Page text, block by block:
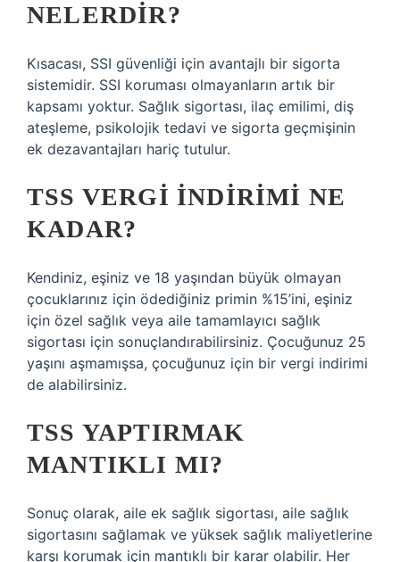
NELERDIR?
Kısacası, SSI güvenliği için avantajlı bir sigorta
sistemidir. SSI koruması olmayanların artık bir
kapsamı yoktur. Sağlık sigortası, ilaç emilimi, diş
ateşleme, psikolojik tedavi ve sigorta geçmişinin
ek dezavantajları hariç tutulur.
TSS VERGI INDIRIMI NE
KADAR?
Kendiniz, eşiniz ve 18 yaşından büyük olmayan
çocuklarınız için ödediğiniz primin %15’ini, eşiniz
için özel sağlık veya aile tamamlayıcı sağlık
sigortası için sonuçlandırabilirsiniz. Çocuğunuz 25
yaşını aşmamışsa, çocuğunuz için bir vergi indirimi
de alabilirsiniz.
TSS YAPTIRMAK
MANTIKLI MI?
Sonuç olarak, aile ek sağlık sigortası, aile sağlık
sigortasını sağlamak ve yüksek sağlık maliyetlerine
karşı korumak için mantıklı bir karar olabilir. Her